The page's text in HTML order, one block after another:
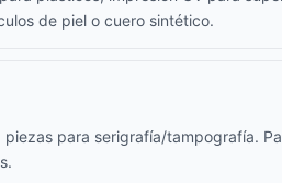
de piel o cuero sintético.
para serigrafía/tampografía.